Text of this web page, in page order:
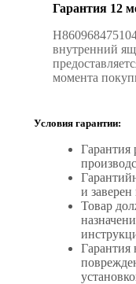
Гарантия 12
внутренний
момента
Условия гарантии:
Гарантия
и
Товар
Гарантия